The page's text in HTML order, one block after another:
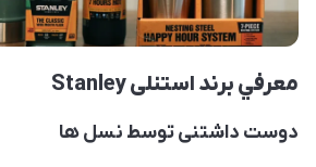
معرفي برند استنلی Stanley
دوست داشتنی توسط نسل ها